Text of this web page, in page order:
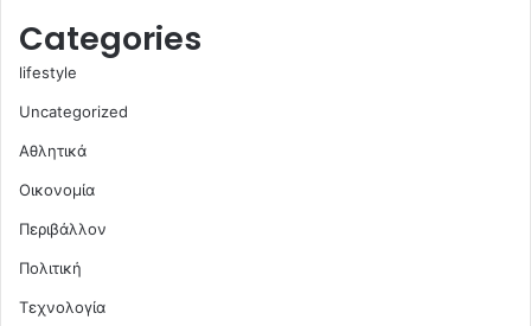
Categories
lifestyle
Uncategorized
Αθλητικά
Οικονομία
Περιβάλλον
Πολιτική
Τεχνολογία